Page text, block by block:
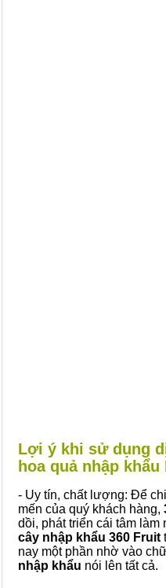
Lợi ý khi sử dụng
hoa quả nhập
- Uy tín, chất lượng: Để
mến của quý khách hàng,
dồi, phát triển cái tâm
cây nhập khẩu 360 Fruit
nay một phần nhờ vào
nhập khẩu nói lên tất cả.